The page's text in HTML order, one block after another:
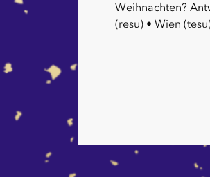
Weihnachten?
(resu) • Wien